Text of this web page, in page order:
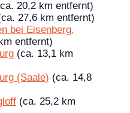
20,2 km entfernt)
27,6 km entfernt)
bei Eisenberg,
entfernt)
(ca. 13,1 km
(Saale) (ca. 14,8
(ca. 25,2 km